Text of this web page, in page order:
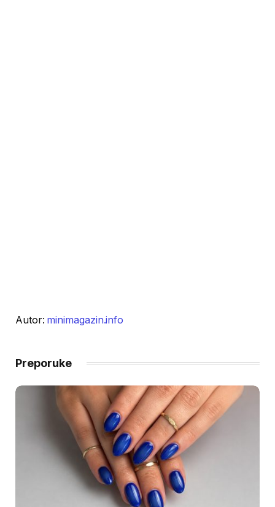
Autor: minimagazin.info
Preporuke